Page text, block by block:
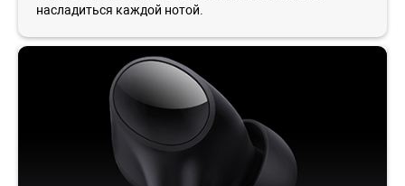
насладиться каждой нотой.